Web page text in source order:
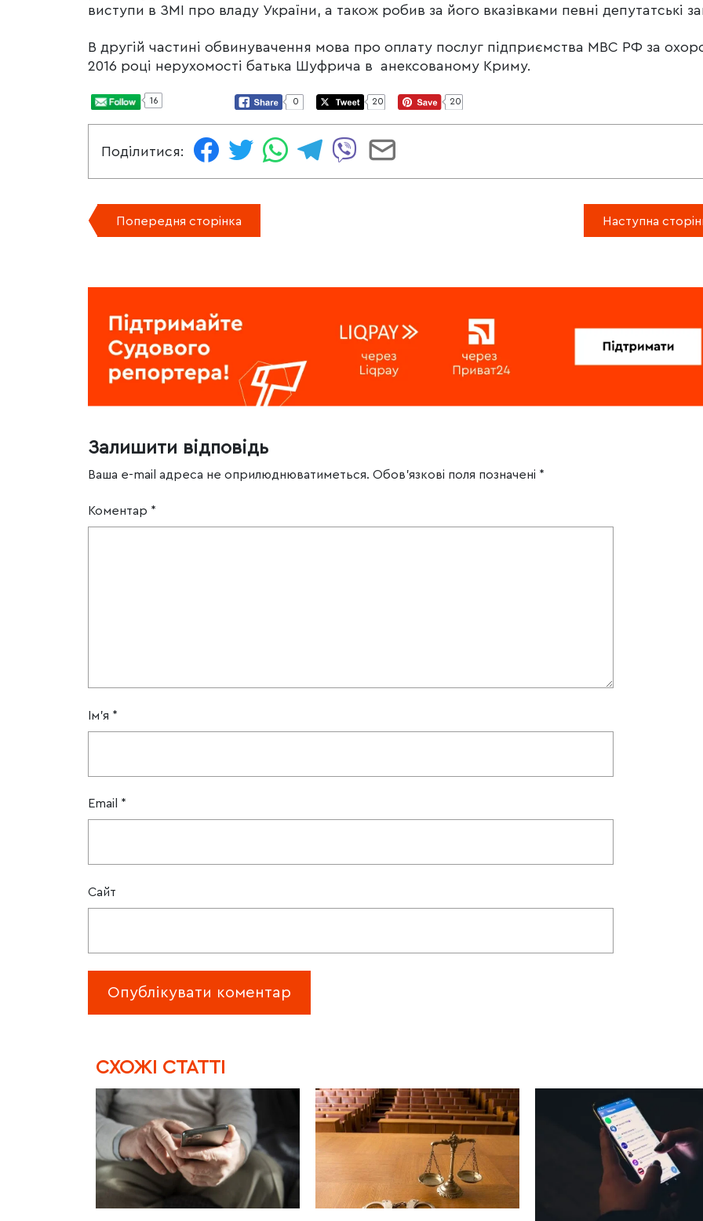
виступи в ЗМІ про владу України, а також робив за його вказівками певні депутатські
В другій частині обвинувачення мова про оплату послуг підприємства МВС РФ за
2016 році нерухомості батька Шуфрича в анексованому Криму.
16 0 20 20
Поділитися:
Попередня сторінка Наступна
Залишити відповідь
Ваша e-mail адреса не оприлюднюватиметься. Обов’язкові поля позначені *
Коментар *
Ім'я *
Email *
Сайт
CХОЖІ СТАТТІ